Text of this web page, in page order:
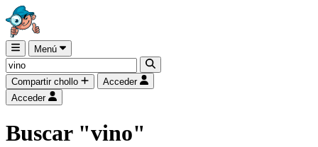
Menú
Compartir chollo
Acceder
Acceder
Buscar "vino"